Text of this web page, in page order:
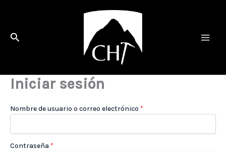
Buscar
Iniciar sesión
Nombre de usuario o correo electrónico *
Contraseña *